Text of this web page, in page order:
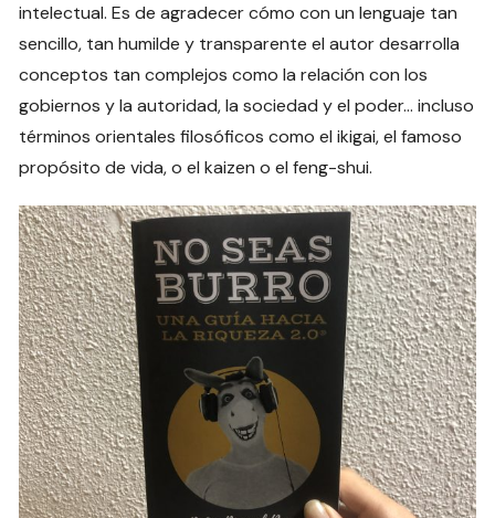
intelectual. Es de agradecer cómo con un lenguaje tan
sencillo, tan humilde y transparente el autor desarrolla
conceptos tan complejos como la relación con los
gobiernos y la autoridad, la sociedad y el poder… incluso
términos orientales filosóficos como el ikigai, el famoso
propósito de vida, o el kaizen o el feng-shui.